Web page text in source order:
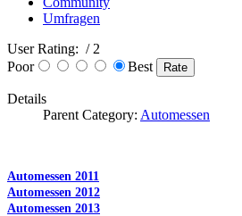
Umfragen
User Rating: / 2
Poor
Best
Details
Parent Category: Automessen
Automessen 2011
Automessen 2012
Automessen 2013